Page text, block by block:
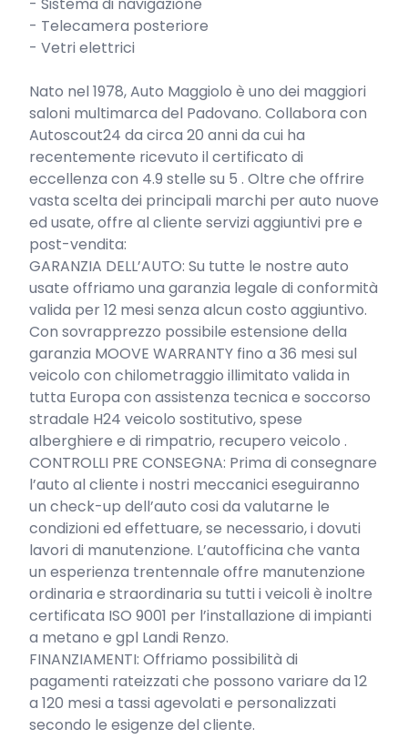
- Telecamera posteriore
- Vetri elettrici
Nato nel 1978, Auto Maggiolo è uno dei maggiori
saloni multimarca del Padovano. Collabora con
Autoscout24 da circa 20 anni da cui ha
recentemente ricevuto il certificato di
eccellenza con 4.9 stelle su 5 . Oltre che offrire
vasta scelta dei principali marchi per auto nuove
ed usate, offre al cliente servizi aggiuntivi pre e
post-vendita:
GARANZIA DELL’AUTO: Su tutte le nostre auto
usate offriamo una garanzia legale di conformità
valida per 12 mesi senza alcun costo aggiuntivo.
Con sovrapprezzo possibile estensione della
garanzia MOOVE WARRANTY fino a 36 mesi sul
veicolo con chilometraggio illimitato valida in
tutta Europa con assistenza tecnica e soccorso
stradale H24 veicolo sostitutivo, spese
alberghiere e di rimpatrio, recupero veicolo .
CONTROLLI PRE CONSEGNA: Prima di consegnare
l’auto al cliente i nostri meccanici eseguiranno
un check-up dell’auto cosi da valutarne le
condizioni ed effettuare, se necessario, i dovuti
lavori di manutenzione. L’autofficina che vanta
un esperienza trentennale offre manutenzione
ordinaria e straordinaria su tutti i veicoli è inoltre
certificata ISO 9001 per l’installazione di impianti
a metano e gpl Landi Renzo.
FINANZIAMENTI: Offriamo possibilità di
pagamenti rateizzati che possono variare da 12
a 120 mesi a tassi agevolati e personalizzati
secondo le esigenze del cliente.